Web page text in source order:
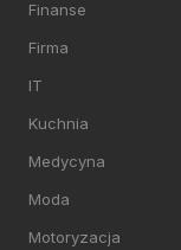
Finanse
Firma
IT
Kuchnia
Medycyna
Moda
Motoryzacja